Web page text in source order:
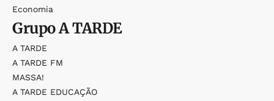
Economia
GrupoA TARDE
A TARDE
A TARDE FM
MASSA!
A TARDE EDUCAÇÃO